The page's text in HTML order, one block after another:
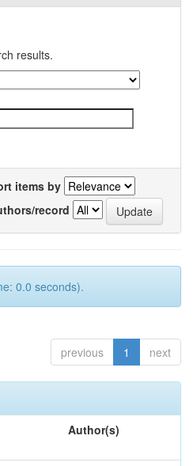
results.
items by
record
0.0 seconds).
previous 1 next
Author(s)